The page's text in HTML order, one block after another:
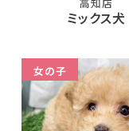
ミックス犬
女の子